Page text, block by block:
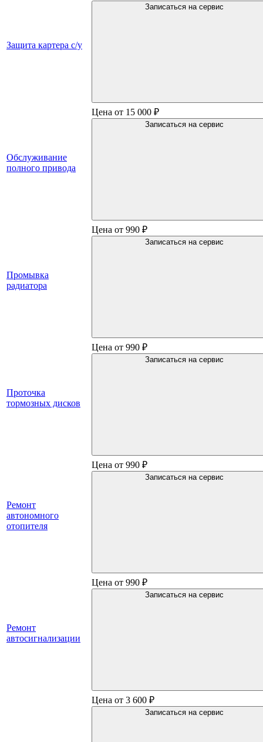
Защита картера с/у
Записаться на сервис
Обслуживание
полного привода
Цена от 15 000 ₽
Записаться на сервис
Промывка
радиатора
Цена от 990 ₽
Записаться на сервис
Проточка
тормозных дисков
Цена от 990 ₽
Записаться на сервис
Ремонт
автономного
отопителя
Цена от 990 ₽
Записаться на сервис
Ремонт
автосигнализации
Цена от 990 ₽
Записаться на сервис
Цена от 3 600 ₽
Записаться на сервис